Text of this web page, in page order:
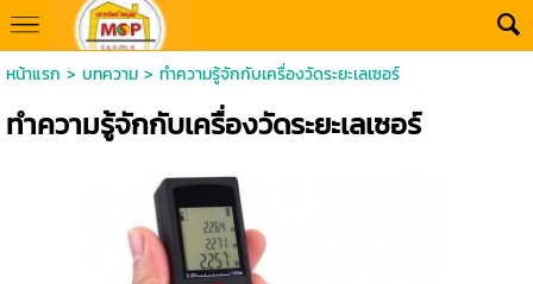
หน้าแรก > บทความ> ทำความรู้จักกับเครื่องวัดระยะเลเซอร์
ทำความรู้จักกับเครื่องวัดระยะเลเซอร์